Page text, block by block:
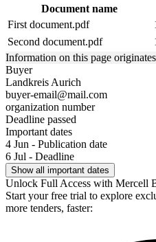
Document name
First document.pdf
Second document.pdf
Information on this page
Buyer
Landkreis Aurich
buyer-email@mail.com
organization number
Deadline passed
Important dates
4 Jun - Publication date
6 Jul - Deadline
Show all important dates
Unlock Full Access with Mercell
Start your free trial to explore
more tenders, faster: